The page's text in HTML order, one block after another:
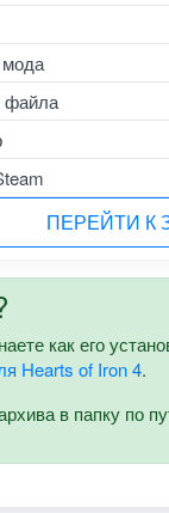
ПЕРЕЙТИ К
как его
Hearts of Iron 4.
в папку по